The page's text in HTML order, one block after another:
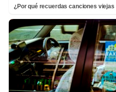
¿Por qué recuerdas canciones